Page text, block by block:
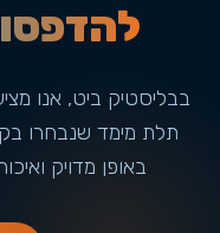
בבליסטיק ביט, אנו
תלת מימד שנבחרו
באופן מדויק